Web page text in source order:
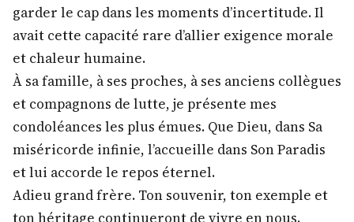
garder le cap dans les moments d’incertitude. Il
avait cette capacité rare d’allier exigence morale
et chaleur humaine.
À sa famille, à ses proches, à ses anciens collègues
et compagnons de lutte, je présente mes
condoléances les plus émues. Que Dieu, dans Sa
miséricorde infinie, l’accueille dans Son Paradis
et lui accorde le repos éternel.
Adieu grand frère. Ton souvenir, ton exemple et
ton héritage continueront de vivre en nous.